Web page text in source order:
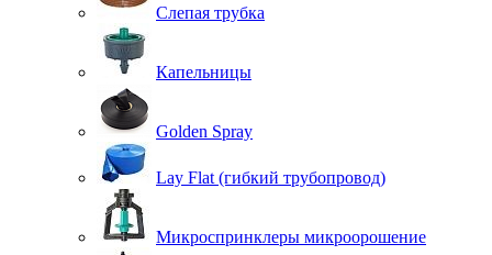
Слепая трубка
Капельницы
Golden Spray
Lay Flat (гибкий трубопровод)
Микроспринклеры микроорошение